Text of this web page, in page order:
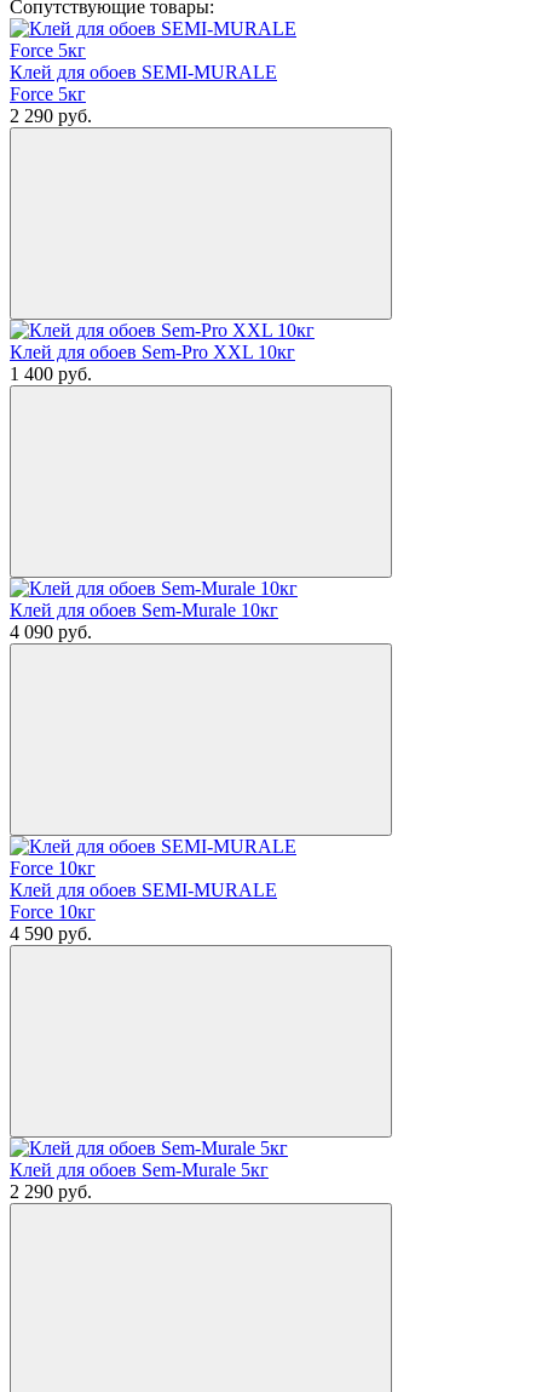
Сопутствующие товары:
Клей для обоев SEMI-MURALE
Force 5кг
2 290 руб.
Клей для обоев Sem-Pro XXL 10кг
1 400 руб.
Клей для обоев Sem-Murale 10кг
4 090 руб.
Клей для обоев SEMI-MURALE
Force 10кг
4 590 руб.
Клей для обоев Sem-Murale 5кг
2 290 руб.